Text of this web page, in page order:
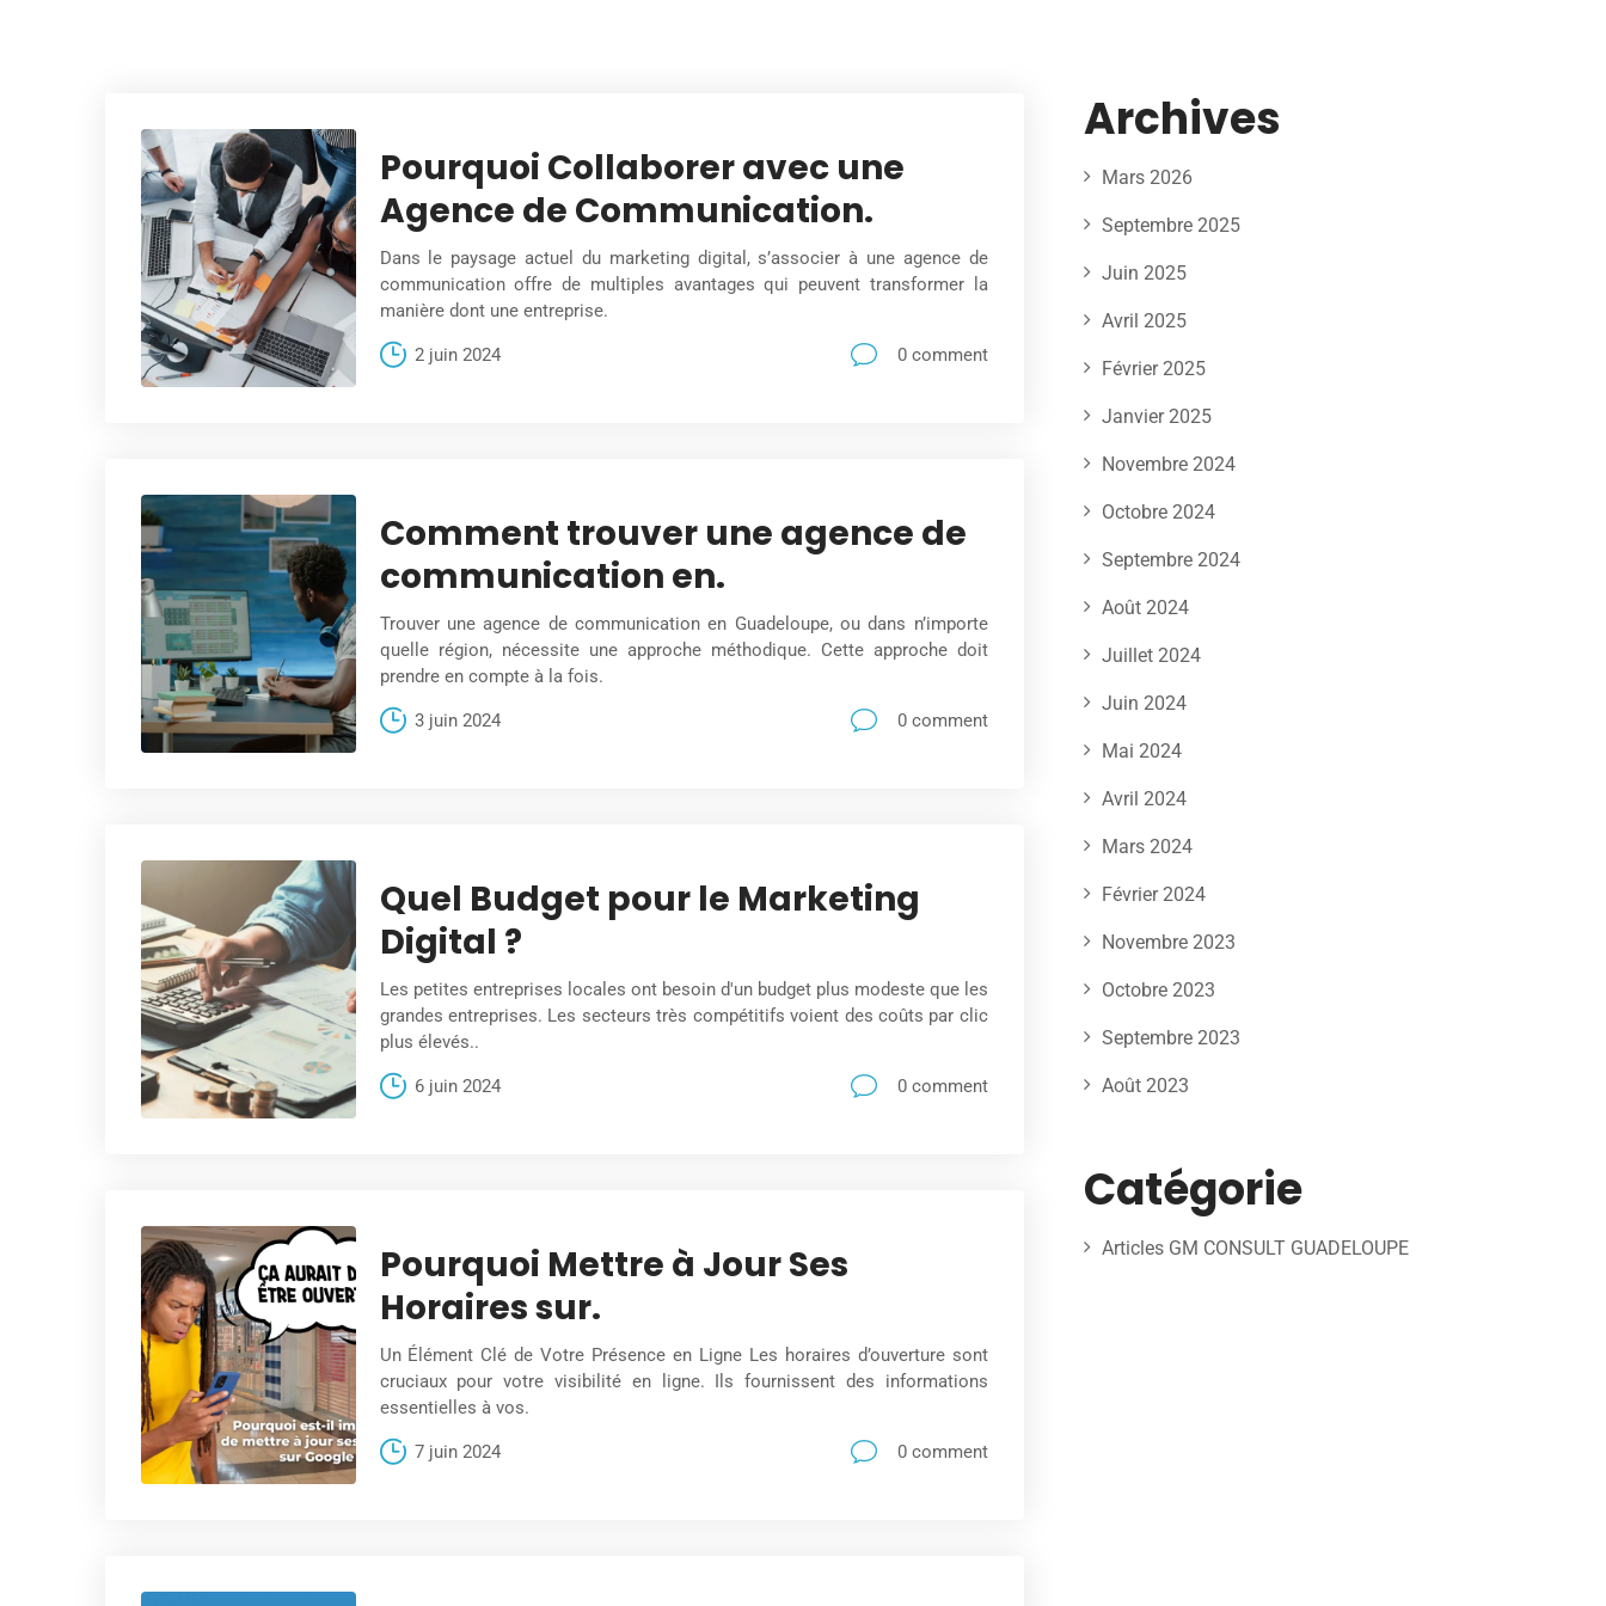
Pourquoi Collaborer avec une
Agence de Communication.
Dans le paysage actuel du marketing digital, s’associer à une agence de
communication offre de multiples avantages qui peuvent transformer la
manière dont une entreprise.
2 juin 2024 0 comment
Comment trouver une agence de
communication en.
Trouver une agence de communication en Guadeloupe, ou dans n’importe
quelle région, nécessite une approche méthodique. Cette approche doit
prendre en compte à la fois.
3 juin 2024 0 comment
Quel Budget pour le Marketing
Digital ?
Les petites entreprises locales ont besoin d'un budget plus modeste que les
grandes entreprises. Les secteurs très compétitifs voient des coûts par clic
plus élevés..
6 juin 2024 0 comment
Pourquoi Mettre à Jour Ses
Horaires sur.
Un Élément Clé de Votre Présence en Ligne Les horaires d’ouverture sont
cruciaux pour votre visibilité en ligne. Ils fournissent des informations
essentielles à vos.
7 juin 2024 0 comment
Archives
Mars 2026
Septembre 2025
Juin 2025
Avril 2025
Février 2025
Janvier 2025
Novembre 2024
Octobre 2024
Septembre 2024
Août 2024
Juillet 2024
Juin 2024
Mai 2024
Avril 2024
Mars 2024
Février 2024
Novembre 2023
Octobre 2023
Septembre 2023
Août 2023
Catégorie
Articles GM CONSULT GUADELOUPE